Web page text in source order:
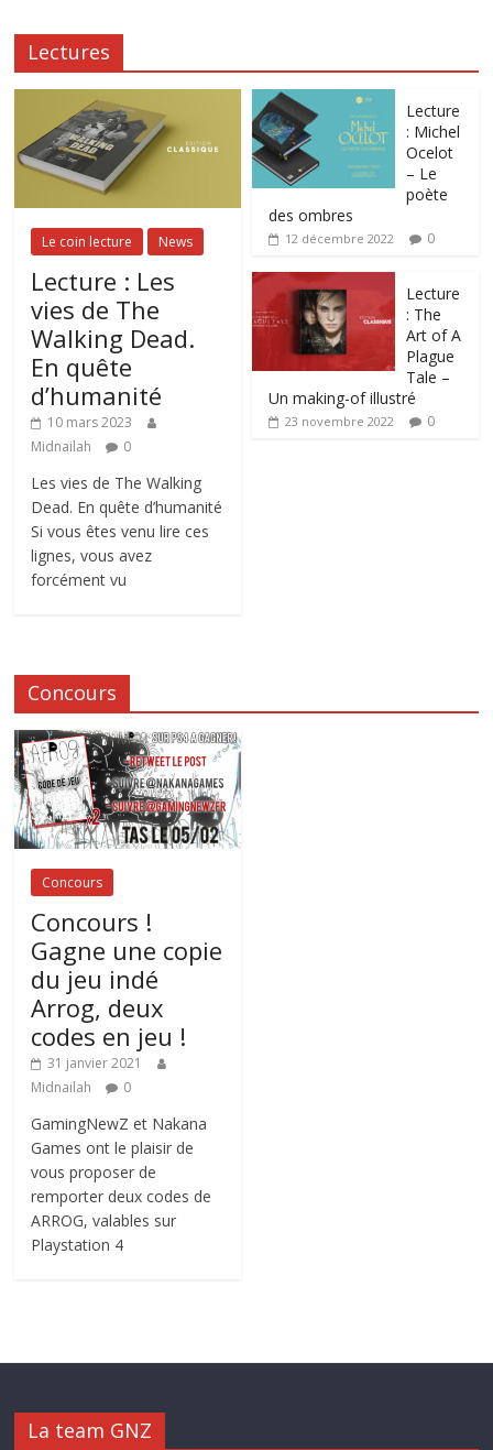
Lectures
Le coin lecture News
Lecture : Les
vies de The
Walking Dead.
En quête
d’humanité
10 mars 2023
Midnailah
0
Les vies de The Walking
Dead. En quête d’humanité
Si vous êtes venu lire ces
lignes, vous avez
forcément vu
Lecture
: Michel
Ocelot
– Le
poète
des ombres
12 décembre 2022 0
Lecture
: The
Art of A
Plague
Tale –
Un making-of illustré
23 novembre 2022 0
Concours
Concours
Concours !
Gagne une copie
du jeu indé
Arrog, deux
codes en jeu !
31 janvier 2021
Midnailah
0
GamingNewZ et Nakana
Games ont le plaisir de
vous proposer de
remporter deux codes de
ARROG, valables sur
Playstation 4
La team GNZ